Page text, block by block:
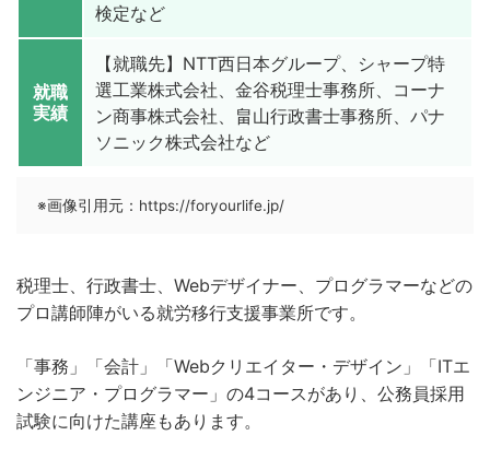
検定など
就職
実績
【就職先】NTT西日本グループ、シャープ特
選工業株式会社、金谷税理士事務所、コーナ
ン商事株式会社、畠山行政書士事務所、パナ
ソニック株式会社など
※画像引用元：https://foryourlife.jp/
税理士、行政書士、Webデザイナー、プログラマーなどの
プロ講師陣がいる就労移行支援事業所です。
「事務」「会計」「Webクリエイター・デザイン」「ITエ
ンジニア・プログラマー」の4コースがあり、公務員採用
試験に向けた講座もあります。